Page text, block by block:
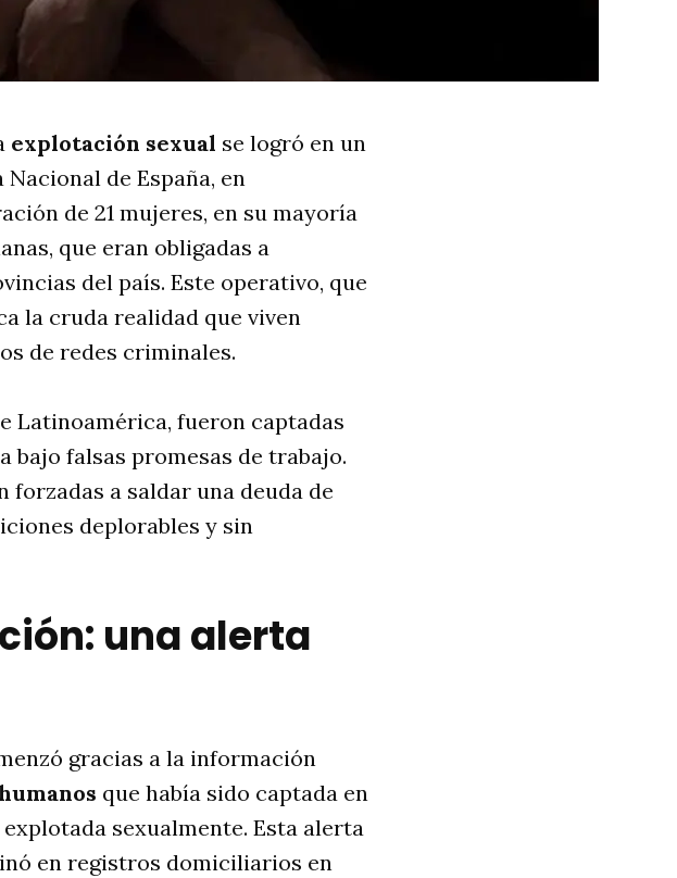
explotación sexual se logró en un
de España, en
de 21 mujeres, en su mayoría
que eran obligadas a
del país. Este operativo, que
la cruda realidad que viven
de redes criminales.
Latinoamérica, fueron captadas
bajo falsas promesas de trabajo.
forzadas a saldar una deuda de
deplorables y sin
una alerta
gracias a la información
que había sido captada en
sexualmente. Esta alerta
en registros domiciliarios en